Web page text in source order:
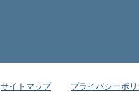
サイトマップ プライバシーポ